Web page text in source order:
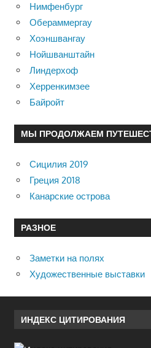
Нимфенбург
Обераммергау
Хоэншвангау
Нойшванштайн
Линдерхоф
Херренкимзее
Байройт
МЫ ПРОДОЛЖАЕМ
Сицилия 2019
Греция 2018
Канарские острова
РАЗНОЕ
Заметки на полях
Художественные выставки
ИНДЕКС ЦИТИРОВАНИЯ